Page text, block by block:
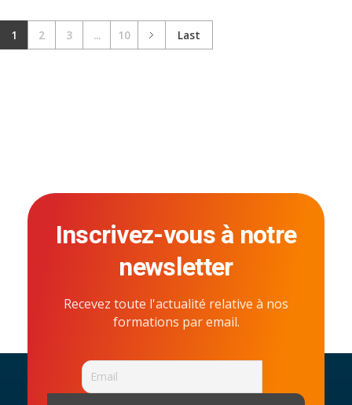
1 2 3 ... 10 Last
Inscrivez-vous à notre
newsletter
Recevez toute l'actualité relative à nos
formations par email.